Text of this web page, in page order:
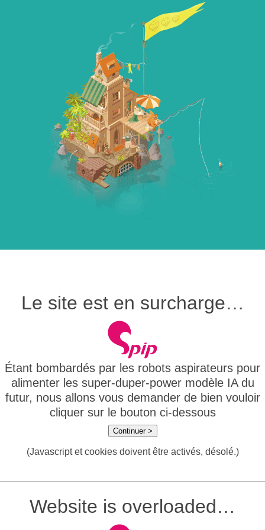
Le site est en surcharge…
Étant bombardés par les robots aspirateurs pour
alimenter les super-duper-power modèle IA du
futur, nous allons vous demander de bien vouloir
cliquer sur le bouton ci-dessous
Continuer >
(Javascript et cookies doivent être activés, désolé.)
Website is overloaded…